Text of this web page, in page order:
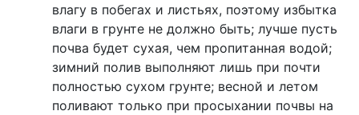
влагу в побегах и листьях, поэтому избытка
влаги в грунте не должно быть; лучше пусть
почва будет сухая, чем пропитанная водой;
зимний полив выполняют лишь при почти
полностью сухом грунте; весной и летом
поливают только при просыхании почвы на